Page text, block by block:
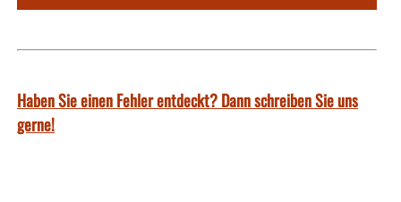
Haben Sie einen Fehler entdeckt? Dann schreiben Sie uns
gerne!